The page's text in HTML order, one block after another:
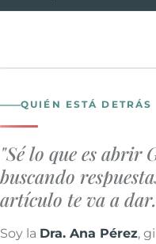
QUIÉN ESTÁ DETRÁS
"Sé lo que es abrir
buscando
artículo te va a
Soy la Dra. Ana Pérez,